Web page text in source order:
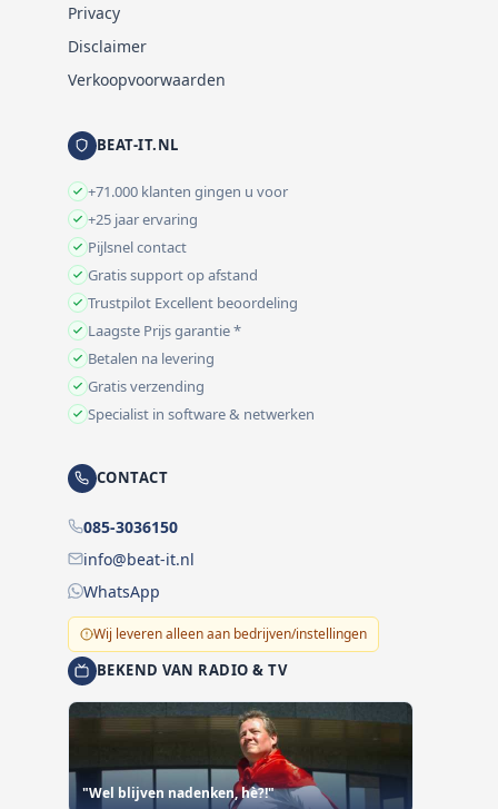
Privacy
Disclaimer
Verkoopvoorwaarden
BEAT-IT.NL
+71.000 klanten gingen u voor
+25 jaar ervaring
Pijlsnel contact
Gratis support op afstand
Trustpilot Excellent beoordeling
Laagste Prijs garantie *
Betalen na levering
Gratis verzending
Specialist in software & netwerken
CONTACT
085-3036150
info@beat-it.nl
WhatsApp
Wij leveren alleen aan bedrijven/instellingen
BEKEND VAN RADIO & TV
"Wel blijven nadenken, hè?!"